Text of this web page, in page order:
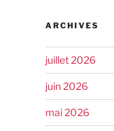
ARCHIVES
juillet 2026
juin 2026
mai 2026